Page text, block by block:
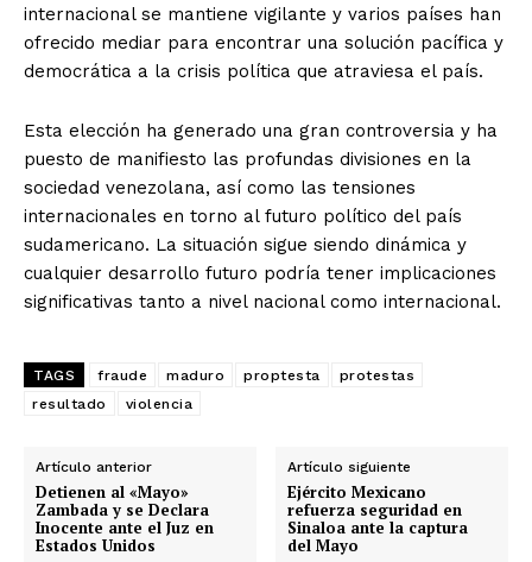
internacional se mantiene vigilante y varios países han
ofrecido mediar para encontrar una solución pacífica y
democrática a la crisis política que atraviesa el país.
Esta elección ha generado una gran controversia y ha
puesto de manifiesto las profundas divisiones en la
sociedad venezolana, así como las tensiones
internacionales en torno al futuro político del país
sudamericano. La situación sigue siendo dinámica y
cualquier desarrollo futuro podría tener implicaciones
significativas tanto a nivel nacional como internacional.
TAGS fraude maduro proptesta
protestas
resultado
violencia
Artículo anterior
Detienen al «Mayo»
Zambada y se Declara
Inocente ante el Juz en
Estados Unidos
Artículo siguiente
Ejército Mexicano
refuerza seguridad en
Sinaloa ante la captura
del Mayo